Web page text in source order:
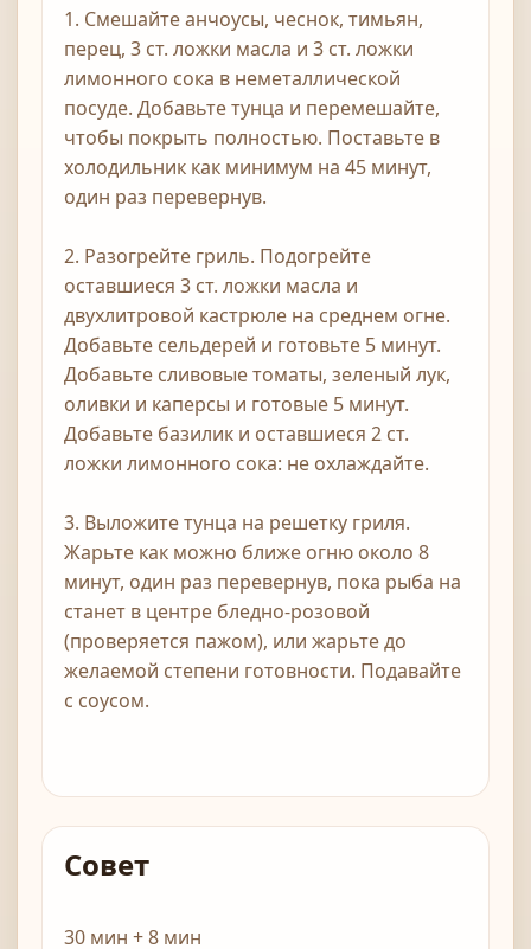
1. Смешайте анчоусы, чеснок, тимьян,
перец, 3 ст. ложки масла и 3 ст. ложки
лимонного сока в неметаллической
посуде. Добавьте тунца и перемешайте,
чтобы покрыть полностью. Поставьте в
холодильник как минимум на 45 минут,
один раз перевернув.
2. Разогрейте гриль. Подогрейте
оставшиеся 3 ст. ложки масла и
двухлитровой кастрюле на среднем огне.
Добавьте сельдерей и готовьте 5 минут.
Добавьте сливовые томаты, зеленый лук,
оливки и каперсы и готовые 5 минут.
Добавьте базилик и оставшиеся 2 ст.
ложки лимонного сока: не охлаждайте.
3. Выложите тунца на решетку гриля.
Жарьте как можно ближе огню около 8
минут, один раз перевернув, пока рыба на
станет в центре бледно-розовой
(проверяется пажом), или жарьте до
желаемой степени готовности. Подавайте
с соусом.
Совет
30 мин + 8 мин